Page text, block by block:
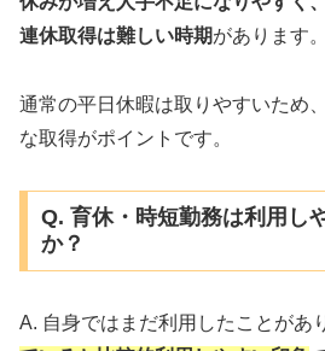
連休取得は難しい時期があります。
通常の平日休暇は取りやすいため
な取得がポイントです。
Q. 育休・時短勤務は利用し
か？
A. 自身ではまだ利用したことがあ